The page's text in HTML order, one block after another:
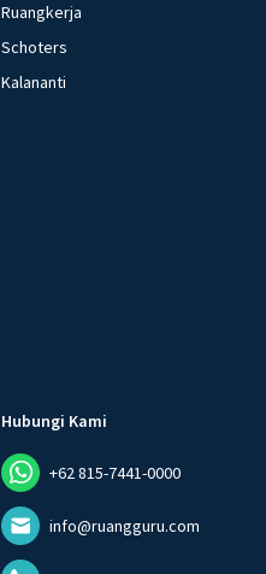
Ruangkerja
Schoters
Kalananti
Hubungi Kami
+62 815-7441-0000
info@ruangguru.com